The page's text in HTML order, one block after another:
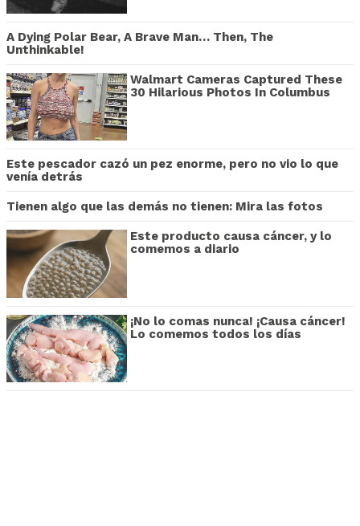
A Dying Polar Bear, A Brave Man… Then, The
Unthinkable!
Walmart Cameras Captured These
30 Hilarious Photos In Columbus
Este pescador cazó un pez enorme, pero no vio lo que
venía detrás
Tienen algo que las demás no tienen: Mira las fotos
Este producto causa cáncer, y lo
comemos a diario
¡No lo comas nunca! ¡Causa cáncer!
Lo comemos todos los días